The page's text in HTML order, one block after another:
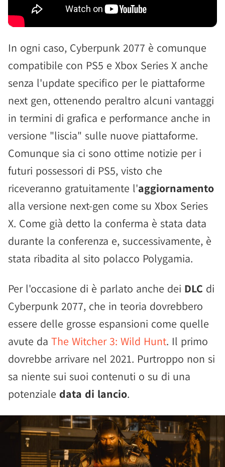
In ogni caso, Cyberpunk 2077 è comunque
compatibile con PS5 e Xbox Series X anche
senza l'update specifico per le piattaforme
next gen, ottenendo peraltro alcuni vantaggi
in termini di grafica e performance anche in
versione "liscia" sulle nuove piattaforme.
Comunque sia ci sono ottime notizie per i
futuri possessori di PS5, visto che
riceveranno gratuitamente l'aggiornamento
alla versione next-gen come su Xbox Series
X. Come già detto la conferma è stata data
durante la conferenza e, successivamente, è
stata ribadita al sito polacco Polygamia.
Per l'occasione di è parlato anche dei DLC di
Cyberpunk 2077, che in teoria dovrebbero
essere delle grosse espansioni come quelle
avute da The Witcher 3: Wild Hunt. Il primo
dovrebbe arrivare nel 2021. Purtroppo non si
sa niente sui suoi contenuti o su di una
potenziale data di lancio.